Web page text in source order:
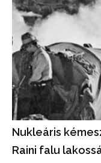
Nukleáris
Raini falu